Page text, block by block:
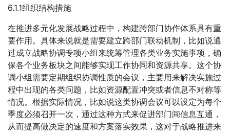
6.1.1组织结构措施
在推进多元化发展战略过程中，构建跨部门协作体系具有重
要作用。具体来说就是需要建立跨部门联动机制，比如说通
过成立战略协调专项小组来统筹管理各类业务实施事项，确
保各个业务板块之间能够实现工作协同和资源共享。这个协
调小组需要定期组织协调性质的会议，主要用来解决实施过
程中出现的各类问题，比如资源配置冲突或者信息不对称等
情况。根据实际情况，比如说这类协调会议可以设定为每个
季度必须召开一次，通过这种方式来促进部门间信息互通，
从而提高做决定的速度和方案落实效果，这对于战略推进来